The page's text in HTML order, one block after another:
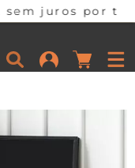
tempo